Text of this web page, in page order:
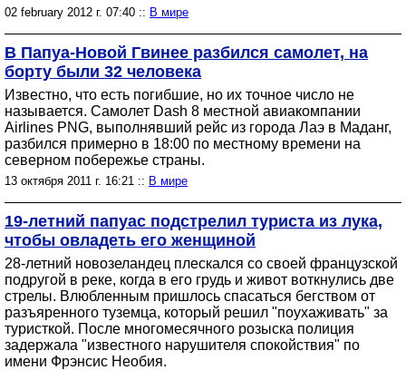
02 february 2012 г. 07:40 :: В мире
В Папуа-Новой Гвинее разбился самолет, на
борту были 32 человека
Известно, что есть погибшие, но их точное число не
называется. Самолет Dash 8 местной авиакомпании
Airlines PNG, выполнявший рейс из города Лаэ в Маданг,
разбился примерно в 18:00 по местному времени на
северном побережье страны.
13 октября 2011 г. 16:21 :: В мире
19-летний папуас подстрелил туриста из лука,
чтобы овладеть его женщиной
28-летний новозеландец плескался со своей французской
подругой в реке, когда в его грудь и живот воткнулись две
стрелы. Влюбленным пришлось спасаться бегством от
разъяренного туземца, который решил "поухаживать" за
туристкой. После многомесячного розыска полиция
задержала "известного нарушителя спокойствия" по
имени Фрэнсис Необия.